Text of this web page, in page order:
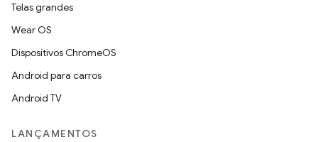
Telas grandes
Wear OS
Dispositivos ChromeOS
Android para carros
Android TV
LANÇAMENTOS